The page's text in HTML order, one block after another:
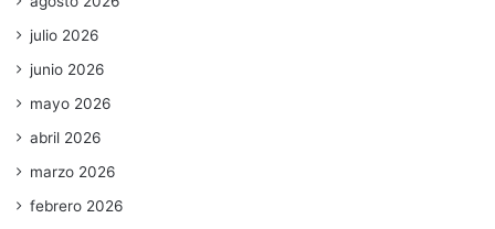
julio 2026
junio 2026
mayo 2026
abril 2026
marzo 2026
febrero 2026